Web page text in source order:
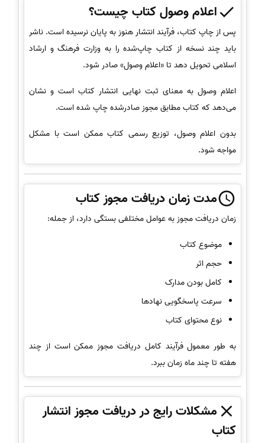
اعلام وصول کتاب چیست؟
پس از چاپ کتاب، فرآیند انتشار هنوز به پایان نرسیده است. ناشر
باید چند نسخه از کتاب چاپ‌شده را به وزارت فرهنگ و ارشاد
اسلامی تحویل دهد تا «اعلام وصول» صادر شود.
اعلام وصول به معنای ثبت نهایی انتشار کتاب است و نشان
می‌دهد که کتاب مطابق مجوز صادرشده چاپ شده است.
بدون اعلام وصول، توزیع رسمی کتاب ممکن است با مشکل
مواجه شود.
مدت زمان دریافت مجوز کتاب
زمان دریافت مجوز به عوامل مختلفی بستگی دارد، از جمله:
موضوع کتاب
حجم اثر
کامل بودن مدارک
سرعت پاسخگویی نهادها
نوع محتوای کتاب
به طور معمول فرآیند کامل دریافت مجوز ممکن است از چند
هفته تا چند ماه زمان ببرد.
مشکلات رایج در دریافت مجوز انتشار
کتاب